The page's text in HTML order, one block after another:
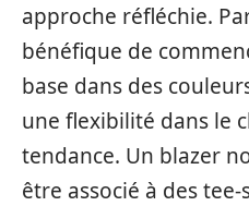
approche réfléchie.
bénéfique de
base dans des
une flexibilité dans le
tendance. Un blazer
être associé à des